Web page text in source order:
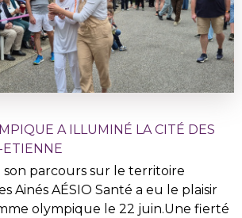
A ILLUMINÉ LA CITÉ DES
ETIENNE
son parcours sur le territoire
Ainés AÉSIO Santé a eu le plaisir
olympique le 22 juin.Une fierté